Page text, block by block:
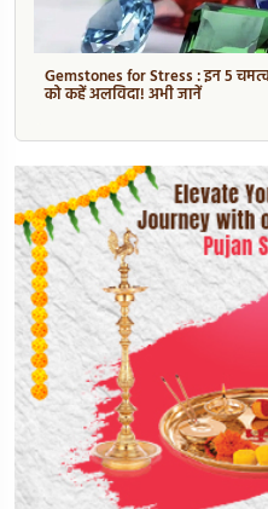
Gemstones for Stress : इन 5
को कहें अलविदा! अभी जानें